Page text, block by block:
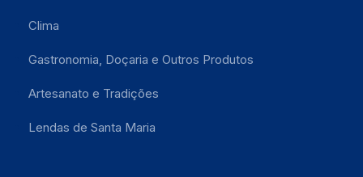
Clima
Gastronomia, Doçaria e Outros Produtos
Artesanato e Tradições
Lendas de Santa Maria